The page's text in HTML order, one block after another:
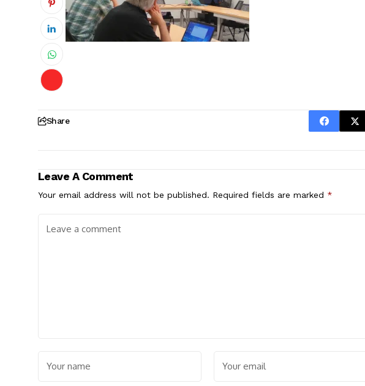
Share
Leave A Comment
Your email address will not be published. Required fields are marked *